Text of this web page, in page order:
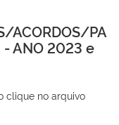
ACORDOS/PA
- ANO 2023 e
clique no arquivo